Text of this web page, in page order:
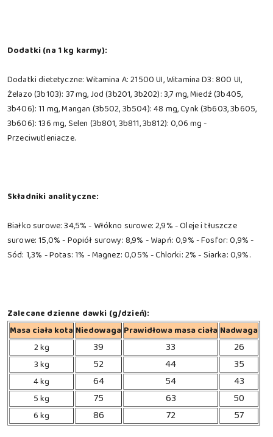
Dodatki (na 1 kg karmy):
Dodatki dietetyczne: Witamina A: 21500 UI, Witamina D3: 800 UI,
Żelazo (3b103): 37 mg, Jod (3b201, 3b202): 3,7 mg, Miedź (3b405,
3b406): 11 mg, Mangan (3b502, 3b504): 48 mg, Cynk (3b603, 3b605,
3b606): 136 mg, Selen (3b801, 3b811, 3b812): 0,06 mg -
Przeciwutleniacze.
Składniki analityczne:
Białko surowe: 34,5% - Włókno surowe: 2,9% - Oleje i tłuszcze
surowe: 15,0% - Popiół surowy: 8,9% - Wapń: 0,9% - Fosfor: 0,9% -
Sód: 1,3% - Potas: 1% - Magnez: 0,05% - Chlorki: 2% - Siarka: 0,9%.
Zalecane dzienne dawki (g/dzień):
Masa ciała kota Niedowaga Prawidłowa masa ciała Nadwaga
2 kg
39 33 26
3 kg 52 44 35
4 kg 64 54 43
5 kg 75 63 50
6 kg 86 72 57